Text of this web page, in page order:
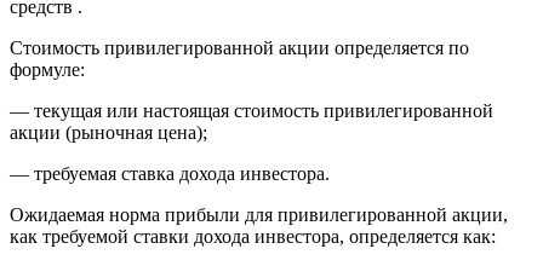
средств .
Стоимость привилегированной акции определяется по
формуле:
— текущая или настоящая стоимость привилегированной
акции (рыночная цена);
— требуемая ставка дохода инвестора.
Ожидаемая норма прибыли для привилегированной акции,
как требуемой ставки дохода инвестора, определяется как: